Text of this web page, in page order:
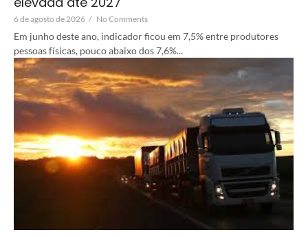
6 de agosto de 2026 / No Comments
Em junho deste ano, indicador ficou em 7,5% entre produtores
pessoas físicas, pouco abaixo dos 7,6%...